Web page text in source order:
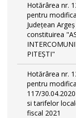
Hotărârea nr.
pentru
Județean
constituirea
PITEȘTI"
Hotărârea nr.
pentru
117/
si tarifelor
fiscal 2021